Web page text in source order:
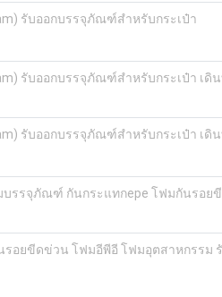
รับออกบรรจุภัณฑ์สำหรับกระเป๋า
รับออกบรรจุภัณฑ์สำหรับกระเป๋า เดิน
รับออกบรรจุภัณฑ์สำหรับกระเป๋า เดิน
รจุภัณฑ์ กันกระแทกepe โฟมกันรอย
รอยขีดข่วน โฟมอีพีอี โฟมอุตสาหกรร